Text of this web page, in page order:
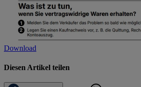
Download
Diesen Artikel teilen